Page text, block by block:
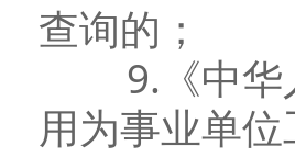
查询的；
9.《中华人
用为事业单